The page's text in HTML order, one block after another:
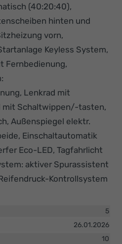
(40:20:40),
hinten und
vorn,
Keyless System,
Fernbedienung,
Lenkrad mit
mit Schaltwippen/-tasten,
Außenspiegel elektr.
Einschaltautomatik
Eco-LED, Tagfahrlicht
aktiver Spurassistent
Kontrollsystem
5
26.01.2026
10